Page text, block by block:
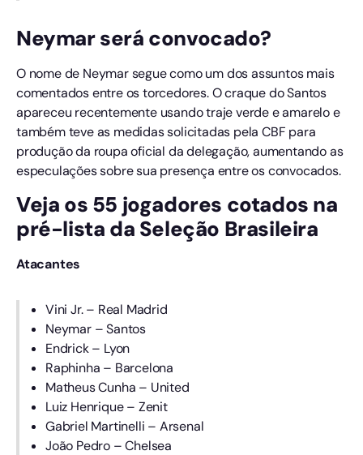
Neymar será convocado?
O nome de Neymar segue como um dos assuntos mais
comentados entre os torcedores. O craque do Santos
apareceu recentemente usando traje verde e amarelo e
também teve as medidas solicitadas pela CBF para
produção da roupa oficial da delegação, aumentando as
especulações sobre sua presença entre os convocados.
Veja os 55 jogadores cotados na
pré-lista da Seleção Brasileira
Atacantes
Vini Jr. – Real Madrid
Neymar – Santos
Endrick – Lyon
Raphinha – Barcelona
Matheus Cunha – United
Luiz Henrique – Zenit
Gabriel Martinelli – Arsenal
João Pedro – Chelsea